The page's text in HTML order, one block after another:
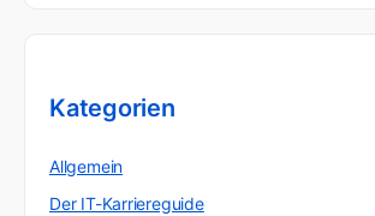
Kategorien
Allgemein
Der IT-Karriereguide